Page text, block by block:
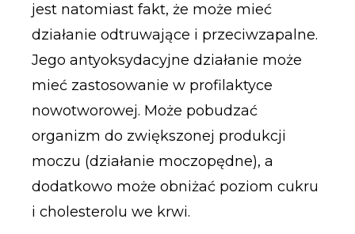
jest natomiast fakt, że może mieć
działanie odtruwające i przeciwzapalne.
Jego antyoksydacyjne działanie może
mieć zastosowanie w profilaktyce
nowotworowej. Może pobudzać
organizm do zwiększonej produkcji
moczu (działanie moczopędne), a
dodatkowo może obniżać poziom cukru
i cholesterolu we krwi.